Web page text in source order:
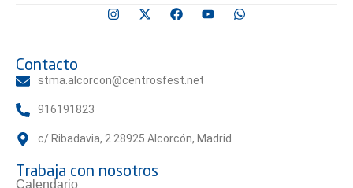
Contacto
stma.alcorcon@centrosfest.net
916191823
c/ Ribadavia, 2 28925 Alcorcón, Madrid
Trabaja con nosotros
Calendario